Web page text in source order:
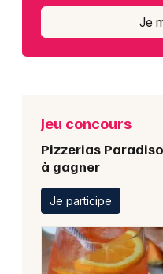
Je
Jeu concours
Pizzerias
à gagner
Je participe